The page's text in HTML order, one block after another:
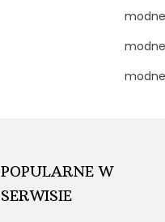
POPULARNE W
SERWISIE